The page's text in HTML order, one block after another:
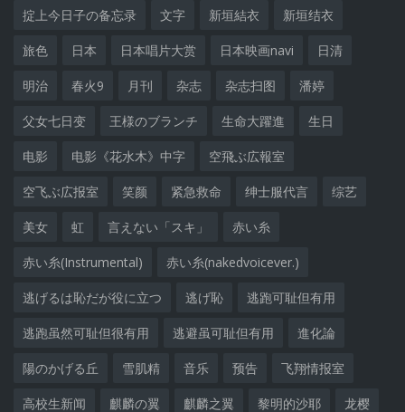
掟上今日子の备忘录 文字 新垣結衣 新垣结衣
旅色 日本 日本唱片大赏 日本映画navi 日清
明治 春火9 月刊 杂志 杂志扫图 潘婷
父女七日变 王様のブランチ 生命大躍進 生日
电影 电影《花水木》中字 空飛ぶ広報室
空飞ぶ広报室 笑颜 紧急救命 绅士服代言 综艺
美女 虹 言えない「スキ」 赤い糸
赤い糸(Instrumental) 赤い糸(nakedvoicever.)
逃げるは恥だが役に立つ 逃げ恥 逃跑可耻但有用
逃跑虽然可耻但很有用 逃避虽可耻但有用 進化論
陽のかげる丘 雪肌精 音乐 预告 飞翔情报室
高校生新闻 麒麟の翼 麒麟之翼 黎明的沙耶 龙樱